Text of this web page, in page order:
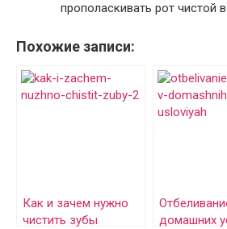
прополаскивать рот чистой
Похожие записи:
Как и зачем нужно
чистить зубы
домашних